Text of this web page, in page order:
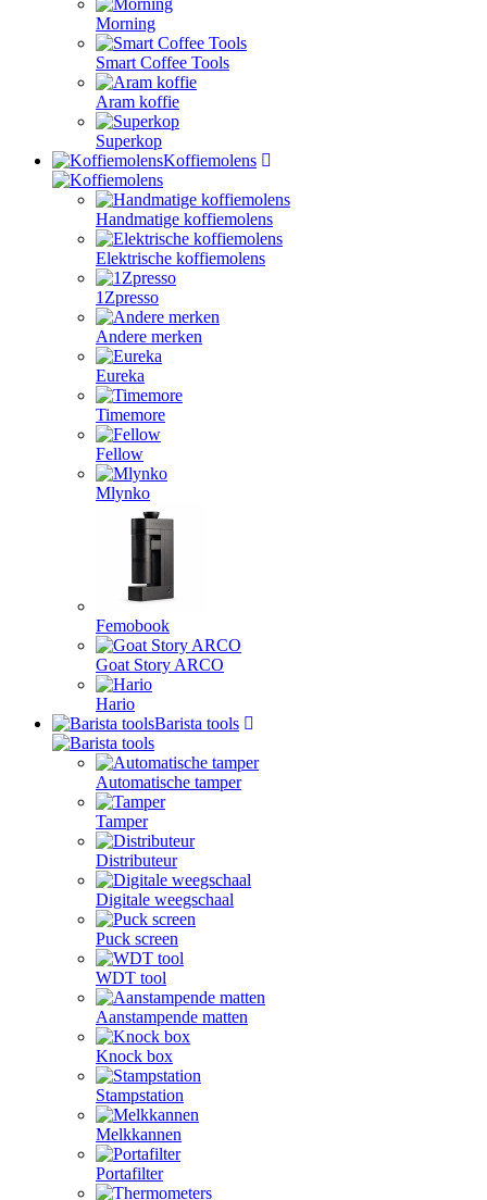
Morning
Smart Coffee Tools
Aram koffie
Superkop
Koffiemolens
Handmatige koffiemolens
Elektrische koffiemolens
1Zpresso
Andere merken
Eureka
Timemore
Fellow
Mlynko
Femobook
Goat Story ARCO
Hario
Barista tools
Automatische tamper
Tamper
Distributeur
Digitale weegschaal
Puck screen
WDT tool
Aanstampende matten
Knock box
Stampstation
Melkkannen
Portafilter